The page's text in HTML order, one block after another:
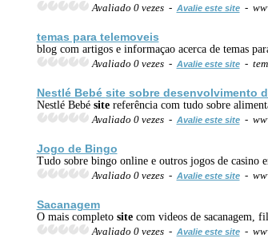
Avaliado 0 vezes - Avalie este site-
temas para telemoveis
blog com artigos e informaçao acerca de temas
Avaliado 0 vezes - Avalie este site-
Nestlé Bebé sitesobre desenvolvimento
Nestlé Bebé sitereferência com tudo sobre
Avaliado 0 vezes - Avalie este site-
Jogo de Bingo
Tudo sobre bingo online e outros jogos de casino
Avaliado 0 vezes - Avalie este site-
Sacanagem
O mais completo sitecom videos de sacanagem,
Avaliado 0 vezes - Avalie este site-